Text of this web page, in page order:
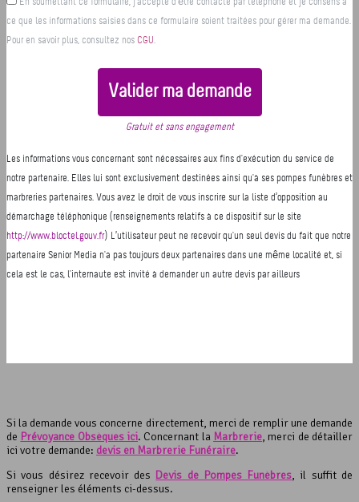
Si la demande vous concerne directement, merci de remplir une demande
de Prévoyance Obsèques ici. Concernant la Marbrerie, merci de détailler
ici votre demande: devis en Marbrerie Funéraire.
Si vous désirez recevoir des Devis de Pompes Funèbres, il suffit de
renseigner les éléments ci-dessus.